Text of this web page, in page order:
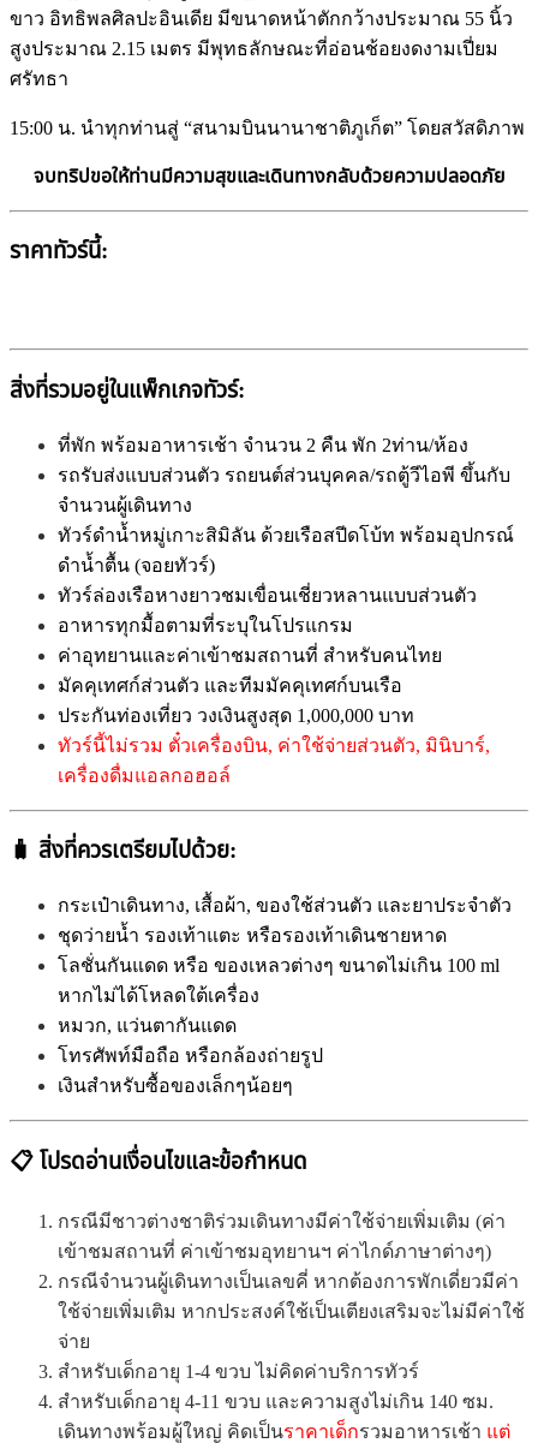
ขาว อิทธิพลศิลปะอินเดีย มีขนาดหน้าตักกว้างประมาณ 55 นิ้ว
สูงประมาณ 2.15 เมตร มีพุทธลักษณะที่อ่อนช้อยงดงามเปี่ยม
ศรัทธา
15:00 น. นำทุกท่านสู่ “สนามบินนานาชาติภูเก็ต” โดยสวัสดิภาพ
จบทริปขอให้ท่านมีความสุขและเดินทางกลับด้วยความปลอดภัย
ราคาทัวร์นี้:
สิ่งที่รวมอยู่ในแพ็กเกจทัวร์:
ที่พัก พร้อมอาหารเช้า จำนวน 2 คืน พัก 2ท่าน/ห้อง
รถรับส่งแบบส่วนตัว รถยนต์ส่วนบุคคล/รถตู้วีไอพี ขึ้นกับ
จำนวนผู้เดินทาง
ทัวร์ดำน้ำหมู่เกาะสิมิลัน ด้วยเรือสปีดโบ้ท พร้อมอุปกรณ์
ดำน้ำตื้น (จอยทัวร์)
ทัวร์ล่องเรือหางยาวชมเขื่อนเชี่ยวหลานแบบส่วนตัว
อาหารทุกมื้อตามที่ระบุในโปรแกรม
ค่าอุทยานและค่าเข้าชมสถานที่ สำหรับคนไทย
มัคคุเทศก์ส่วนตัว และทีมมัคคุเทศก์บนเรือ
ประกันท่องเที่ยว วงเงินสูงสุด 1,000,000 บาท
ทัวร์นี้ไม่รวม ตั๋วเครื่องบิน, ค่าใช้จ่ายส่วนตัว, มินิบาร์,
เครื่องดื่มแอลกอฮอล์
🧳 สิ่งที่ควรเตรียมไปด้วย:
กระเป๋าเดินทาง, เสื้อผ้า, ของใช้ส่วนตัว และยาประจำตัว
ชุดว่ายน้ำ รองเท้าแตะ หรือรองเท้าเดินชายหาด
โลชั่นกันแดด หรือ ของเหลวต่างๆ ขนาดไม่เกิน 100 ml
หากไม่ได้โหลดใต้เครื่อง
หมวก, แว่นตากันแดด
โทรศัพท์มือถือ หรือกล้องถ่ายรูป
เงินสำหรับซื้อของเล็กๆน้อยๆ
📋 โปรดอ่านเงื่อนไขและข้อกำหนด
กรณีมีชาวต่างชาติร่วมเดินทางมีค่าใช้จ่ายเพิ่มเติม (ค่า
เข้าชมสถานที่ ค่าเข้าชมอุทยานฯ ค่าไกด์ภาษาต่างๆ)
กรณีจำนวนผู้เดินทางเป็นเลขคี่ หากต้องการพักเดี่ยวมีค่า
ใช้จ่ายเพิ่มเติม หากประสงค์ใช้เป็นเตียงเสริมจะไม่มีค่าใช้
จ่าย
สำหรับเด็กอายุ 1-4 ขวบ ไม่คิดค่าบริการทัวร์
สำหรับเด็กอายุ 4-11 ขวบ และความสูงไม่เกิน 140 ซม.
เดินทางพร้อมผู้ใหญ่ คิดเป็นราคาเด็กรวมอาหารเช้า แต่